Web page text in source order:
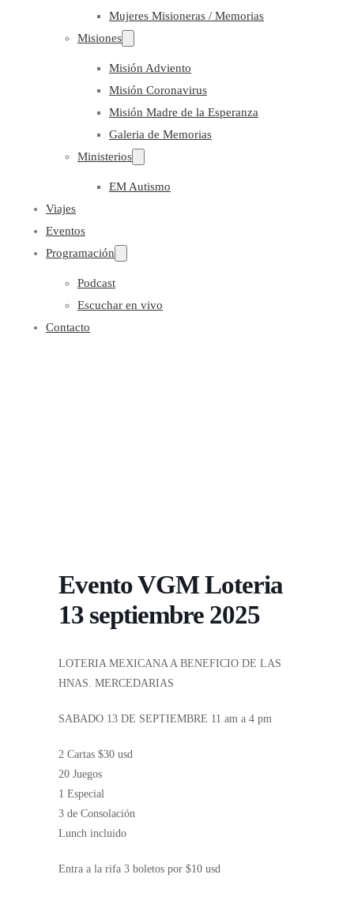
Mujeres Misioneras / Memorias
Misiones
Misión Adviento
Misión Coronavirus
Misión Madre de la Esperanza
Galeria de Memorias
Ministerios
EM Autismo
Viajes
Eventos
Programación
Podcast
Escuchar en vivo
Contacto
Evento VGM Loteria
13 septiembre 2025
LOTERIA MEXICANA A BENEFICIO DE LAS
HNAS. MERCEDARIAS
SABADO 13 DE SEPTIEMBRE 11 am a 4 pm
2 Cartas $30 usd
20 Juegos
1 Especial
3 de Consolación
Lunch incluido
Entra a la rifa 3 boletos por $10 usd